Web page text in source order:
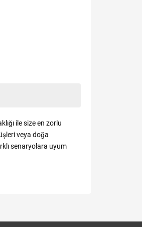
ile size en zorlu
veya doğa
senaryolara uyum